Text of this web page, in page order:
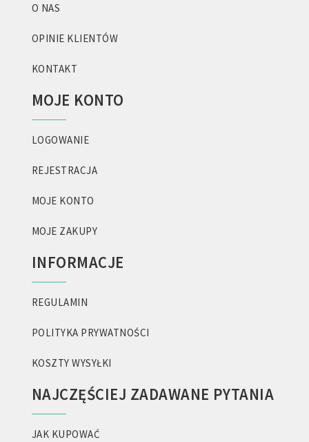
O NAS
OPINIE KLIENTÓW
KONTAKT
MOJE KONTO
LOGOWANIE
REJESTRACJA
MOJE KONTO
MOJE ZAKUPY
INFORMACJE
REGULAMIN
POLITYKA PRYWATNOŚCI
KOSZTY WYSYŁKI
NAJCZĘŚCIEJ ZADAWANE PYTANIA
JAK KUPOWAĆ